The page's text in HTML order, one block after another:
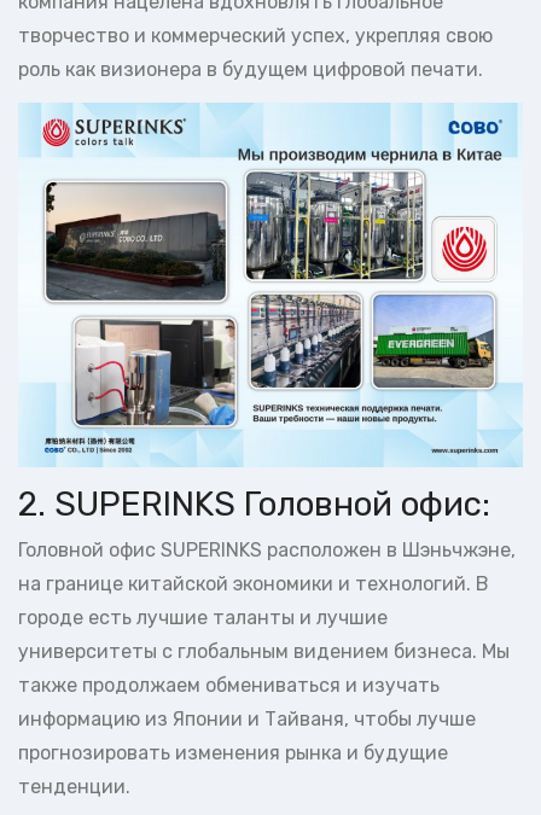
творчество и коммерческий успех, укрепляя свою
роль как визионера в будущем цифровой печати.
2. SUPERINKS Головной офис:
Головной офис SUPERINKS расположен в Шэньчжэне,
на границе китайской экономики и технологий. В
городе есть лучшие таланты и лучшие
университеты с глобальным видением бизнеса. Мы
также продолжаем обмениваться и изучать
информацию из Японии и Тайваня, чтобы лучше
прогнозировать изменения рынка и будущие
тенденции.